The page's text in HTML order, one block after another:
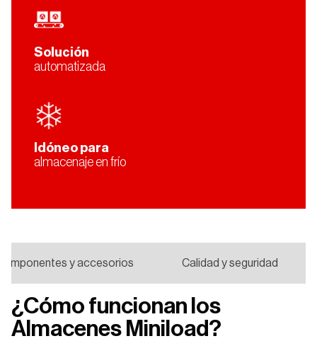
Valencia
Solución
automatizada
Idóneo para
almacenaje en frío
y accesorios Calidad y seguridad
¿Cómo funcionan los
Almacenes Miniload?